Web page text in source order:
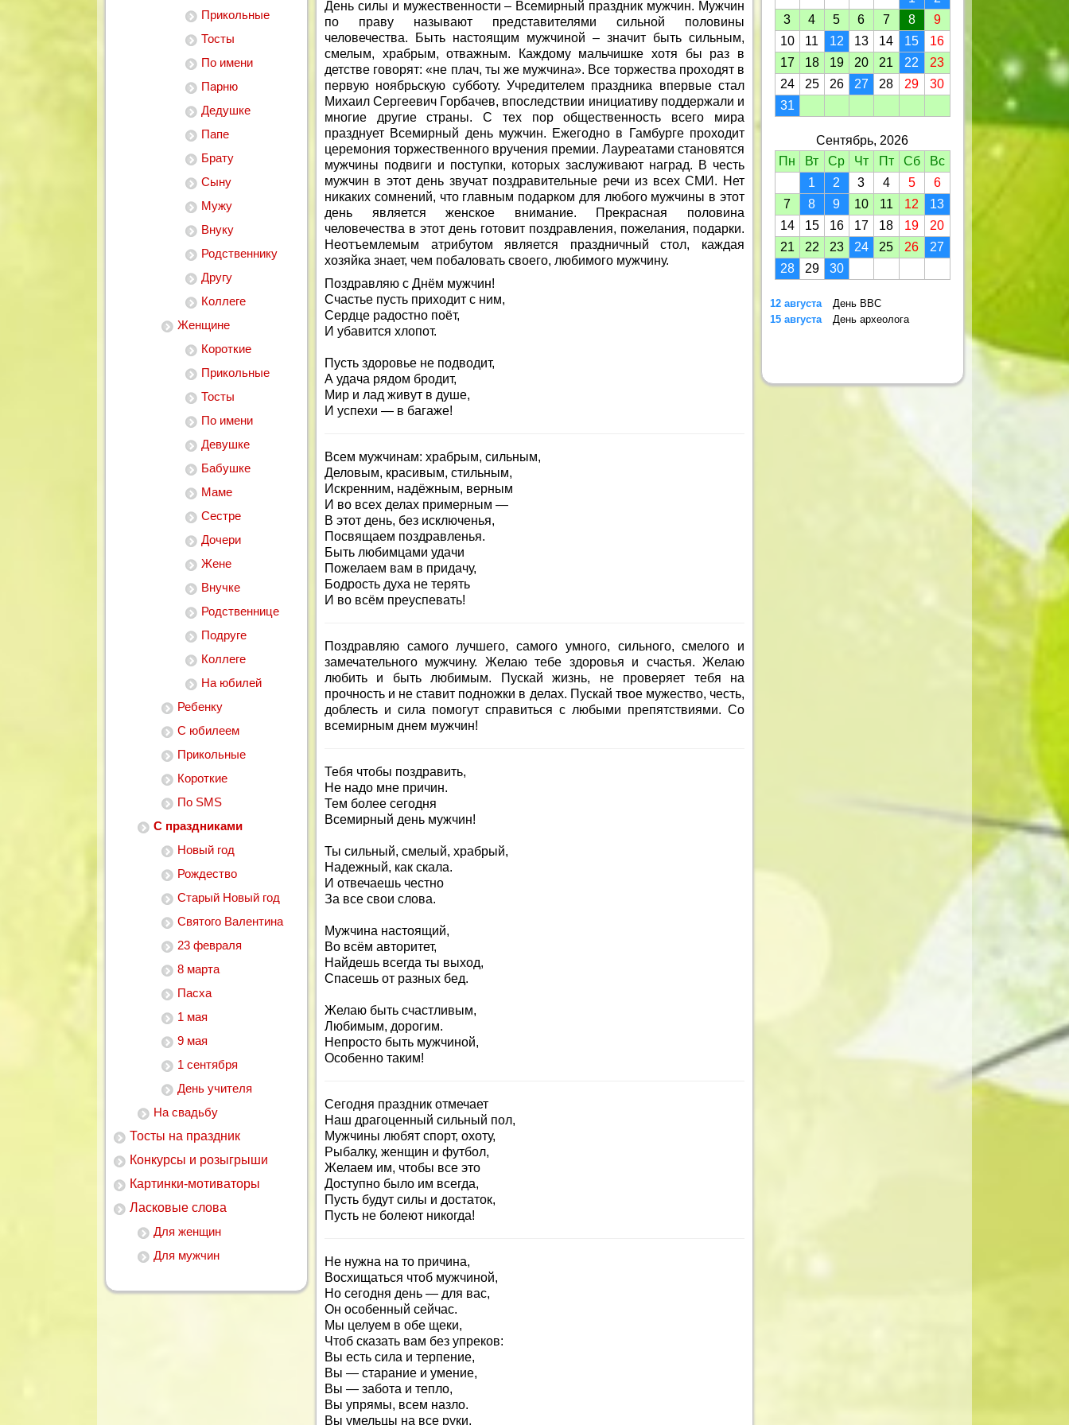
Прикольные
Тосты
По имени
Парню
Дедушке
Папе
Брату
Сыну
Мужу
Внуку
Родственнику
Другу
Коллеге
Женщине
Короткие
Прикольные
Тосты
По имени
Девушке
Бабушке
Маме
Сестре
Дочери
Жене
Внучке
Родственнице
Подруге
Коллеге
На юбилей
Ребенку
С юбилеем
Прикольные
Короткие
По SMS
С праздниками
Новый год
Рождество
Старый Новый год
Святого Валентина
23 февраля
8 марта
Пасха
1 мая
9 мая
1 сентября
День учителя
На свадьбу
Тосты на праздник
Конкурсы и розыгрыши
Картинки-мотиваторы
Ласковые слова
Для женщин
Для мужчин
День силы и мужественности – Всемирный праздник мужчин. Мужчин
по праву называют представителями сильной половины
человечества. Быть настоящим мужчиной – значит быть сильным,
смелым, храбрым, отважным. Каждому мальчишке хотя бы раз в
детстве говорят: «не плач, ты же мужчина». Все торжества проходят в
первую ноябрьскую субботу. Учредителем праздника впервые стал
Михаил Сергеевич Горбачев, впоследствии инициативу поддержали и
многие другие страны. С тех пор общественность всего мира
празднует Всемирный день мужчин. Ежегодно в Гамбурге проходит
церемония торжественного вручения премии. Лауреатами становятся
мужчины подвиги и поступки, которых заслуживают наград. В честь
мужчин в этот день звучат поздравительные речи из всех СМИ. Нет
никаких сомнений, что главным подарком для любого мужчины в этот
день является женское внимание. Прекрасная половина
человечества в этот день готовит поздравления, пожелания, подарки.
Неотъемлемым атрибутом является праздничный стол, каждая
хозяйка знает, чем побаловать своего, любимого мужчину.
Поздравляю с Днём мужчин!
Счастье пусть приходит с ним,
Сердце радостно поёт,
И убавится хлопот.
Пусть здоровье не подводит,
А удача рядом бродит,
Мир и лад живут в душе,
И успехи — в багаже!
Всем мужчинам: храбрым, сильным,
Деловым, красивым, стильным,
Искренним, надёжным, верным
И во всех делах примерным —
В этот день, без исключенья,
Посвящаем поздравленья.
Быть любимцами удачи
Пожелаем вам в придачу,
Бодрость духа не терять
И во всём преуспевать!
Поздравляю самого лучшего, самого умного, сильного, смелого и
замечательного мужчину. Желаю тебе здоровья и счастья. Желаю
любить и быть любимым. Пускай жизнь, не проверяет тебя на
прочность и не ставит подножки в делах. Пускай твое мужество, честь,
доблесть и сила помогут справиться с любыми препятствиями. Со
всемирным днем мужчин!
Тебя чтобы поздравить,
Не надо мне причин.
Тем более сегодня
Всемирный день мужчин!
Ты сильный, смелый, храбрый,
Надежный, как скала.
И отвечаешь честно
За все свои слова.
Мужчина настоящий,
Во всём авторитет,
Найдешь всегда ты выход,
Спасешь от разных бед.
Желаю быть счастливым,
Любимым, дорогим.
Непросто быть мужчиной,
Особенно таким!
Сегодня праздник отмечает
Наш драгоценный сильный пол,
Мужчины любят спорт, охоту,
Рыбалку, женщин и футбол,
Желаем им, чтобы все это
Доступно было им всегда,
Пусть будут силы и достаток,
Пусть не болеют никогда!
Не нужна на то причина,
Восхищаться чтоб мужчиной,
Но сегодня день — для вас,
Он особенный сейчас.
Мы целуем в обе щеки,
Чтоб сказать вам без упреков:
Вы есть сила и терпение,
Вы — старание и умение,
Вы — забота и тепло,
Вы упрямы, всем назло.
Вы умельцы на все руки,
3
4 5 6 7 8
9
10
11 12 13 14 15
16
17
18 19 20 21 22
23
24
25 26 27 28 29
30
31
Сентябрь, 2026
Пн
Вт Ср Чт Пт Сб
Вс
1
2 3 4 5
6
7
8 9 10 11 12
13
14
15 16 17 18 19
20
21
22 23 24 25 26
27
28
29 30
12 августа
День ВВС
15 августа
День археолога